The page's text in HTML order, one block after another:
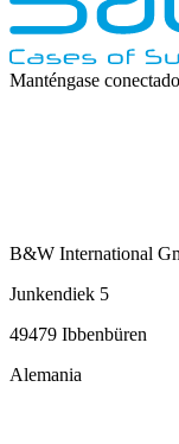
Manténgase conectado
B&W International
Junkendiek 5
49479 Ibbenbüren
Alemania